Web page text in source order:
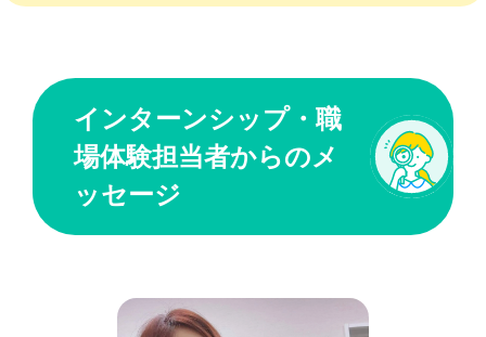
インターンシップ・職
場体験担当者からのメ
ッセージ